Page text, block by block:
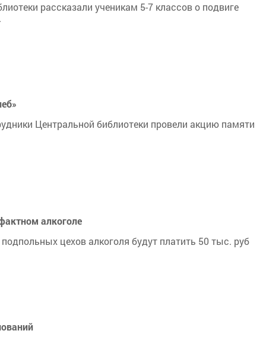
рассказали ученикам 5-7 классов о подвиге
Центральной библиотеки провели акцию памяти
алкоголе
цехов алкоголя будут платить 50 тыс. руб